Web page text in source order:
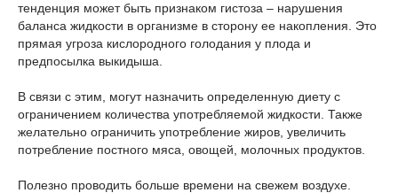
тенденция может быть признаком гистоза – нарушения
баланса жидкости в организме в сторону ее накопления. Это
прямая угроза кислородного голодания у плода и
предпосылка выкидыша.
В связи с этим, могут назначить определенную диету с
ограничением количества употребляемой жидкости. Также
желательно ограничить употребление жиров, увеличить
потребление постного мяса, овощей, молочных продуктов.
Полезно проводить больше времени на свежем воздухе.